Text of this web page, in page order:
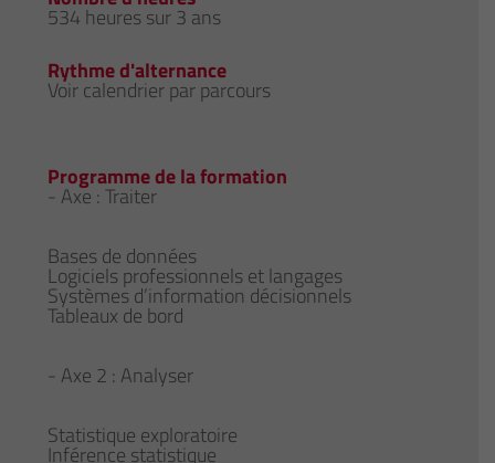
534 heures sur 3 ans
Rythme d'alternance
Voir calendrier par parcours
Programme de la formation
- Axe : Traiter
Bases de données
Logiciels professionnels et langages
Systèmes d’information décisionnels
Tableaux de bord
- Axe 2 : Analyser
Statistique exploratoire
Inférence statistique